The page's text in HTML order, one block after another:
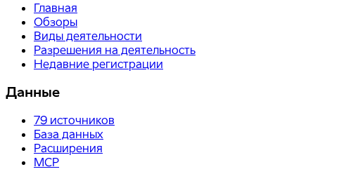
Главная
Обзоры
Виды деятельности
Разрешения на деятельность
Недавние регистрации
Данные
79 источников
База данных
Расширения
MCP